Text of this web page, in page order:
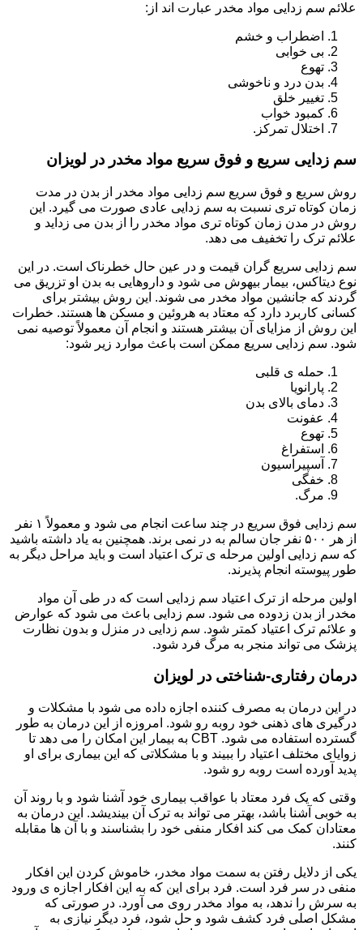
علائم سم زدایی مواد مخدر عبارت اند از:
اضطراب و خشم
بی خوابی
تهوع
بدن درد و ناخوشی
تغییر خلق
کمبود خواب
اختلال تمرکز.
سم زدایی سریع و فوق سریع مواد مخدر در لویزان
روش سریع و فوق سریع سم زدایی مواد مخدر از بدن در مدت
زمان کوتاه تری نسبت به سم زدایی عادی صورت می گیرد. این
روش در مدن زمان کوتاه تری مواد مخدر را از بدن می زداید و
علائم ترک را تخفیف می دهد.
سم زدایی سریع گران قیمت و در عین حال خطرناک است. در این
نوع دیتاکس، بیمار بیهوش می شود و داروهایی به بدن او تزریق می
گردند که جانشین مواد مخدر می شوند. این روش بیشتر برای
کسانی کاربرد دارد که معتاد به هروئین و مسکن ها هستند. خطرات
این روش از مزایای آن بیشتر هستند و انجام آن معمولاً توصیه نمی
شود. سم زدایی سریع ممکن است باعث موارد زیر شود:
حمله ی قلبی
پارانویا
دمای بالای بدن
عفونت
تهوع
استفراغ
آسپیراسیون
خفگی
مرگ.
سم زدایی فوق سریع در چند ساعت انجام می شود و معمولاً ۱ نفر
از هر ۵۰۰ نفر جان سالم به در نمی برند. همچنین به یاد داشته باشید
که سم زدایی اولین مرحله ی ترک اعتیاد است و باید مراحل دیگر به
طور پیوسته انجام پذیرند.
اولین مرحله از ترک اعتیاد سم زدایی است که در طی آن مواد
مخدر از بدن زدوده می شود. سم زدایی باعث می شود که عوارض
و علائم ترک اعتیاد کمتر شود. سم زدایی در منزل و بدون نظارت
پزشک می تواند منجر به مرگ فرد شود.
درمان رفتاری-شناختی در لویزان
در این درمان به مصرف کننده اجازه داده می شود با مشکلات و
درگیری های ذهنی خود روبه رو شود. امروزه از این درمان به طور
گسترده استفاده می شود. CBT به بیمار این امکان را می دهد تا
زوایای مختلف اعتیاد را ببیند و با مشکلاتی که این بیماری برای او
پدید آورده است روبه رو شود.
وقتی که یک فرد معتاد با عواقب بیماری خود آشنا شود و با روند آن
به خوبی آشنا باشد، بهتر می تواند به ترک آن بیندیشد. این درمان به
معتادان کمک می کند افکار منفی خود را بشناسند و با آن ها مقابله
کنند.
یکی از دلایل رفتن به سمت مواد مخدر، خاموش کردن این افکار
منفی در سر فرد است. فرد برای این که به این افکار اجازه ی ورود
به سرش را ندهد، به مواد مخدر روی می آورد. در صورتی که
مشکل اصلی فرد کشف شود و حل شود، فرد دیگر نیازی به